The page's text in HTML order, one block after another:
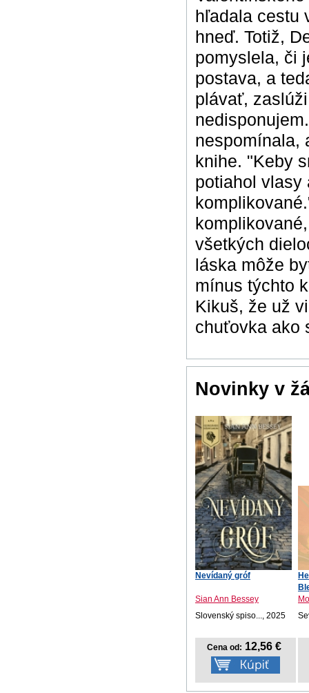
hľadala cestu
hneď. Totiž,
pomyslela, či
postava, a
plávať,
nespomínala,
knihe. "Keby
potiahol vlasy
všetkých
láska môže
mínus týchto
Kikuš, že už
chuťovka ako
Novinky v
Nevídaný gróf
Sian Ann Bessey
Slovenský spiso..., 2025
Cena od: 12,56 €